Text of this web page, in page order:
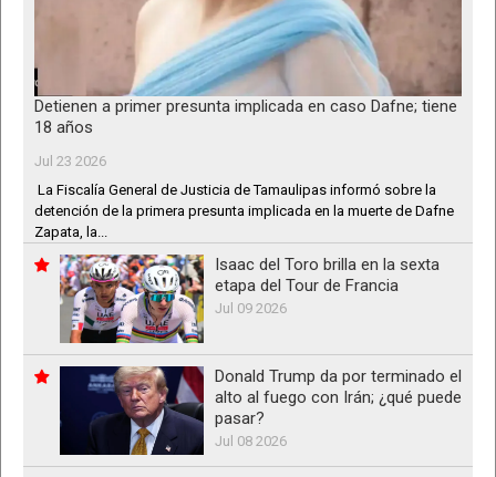
Detienen a primer presunta implicada en caso Dafne; tiene
18 años
Jul 23 2026
La Fiscalía General de Justicia de Tamaulipas informó sobre la
detención de la primera presunta implicada en la muerte de Dafne
Zapata, la...
Isaac del Toro brilla en la sexta
etapa del Tour de Francia
Jul 09 2026
Donald Trump da por terminado el
alto al fuego con Irán; ¿qué puede
pasar?
Jul 08 2026